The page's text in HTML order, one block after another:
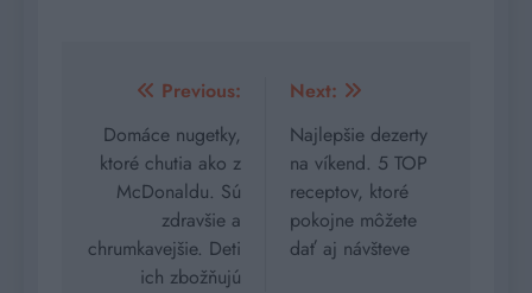
Navigácia
článku
Previous:
Domáce nugetky,
ktoré chutia ako z
McDonaldu. Sú
zdravšie a
chrumkavejšie. Deti
ich zbožňujú
Next:
Najlepšie dezerty
na víkend. 5 TOP
receptov, ktoré
pokojne môžete
dať aj návšteve